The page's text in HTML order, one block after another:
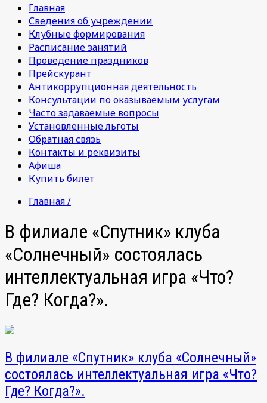
Главная
Сведения об учреждении
Клубные формирования
Расписание занятий
Проведение праздников
Прейскурант
Антикоррупционная деятельность
Консультации по оказываемым услугам
Часто задаваемые вопросы
Установленные льготы
Обратная связь
Контакты и реквизиты
Афиша
Купить билет
Главная /
В филиале «Спутник» клуба
«Солнечный» состоялась
интеллектуальная игра «Что?
Где? Когда?».
В филиале «Спутник» клуба «Солнечный»
состоялась интеллектуальная игра «Что?
Где? Когда?».